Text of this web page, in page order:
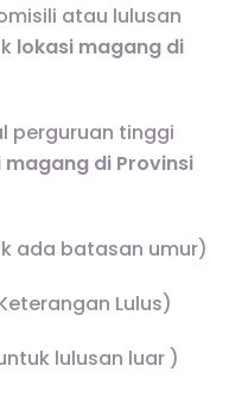
atau lulusan
lokasi magang di
perguruan tinggi
magang di Provinsi
ada batasan umur)
Lulus)
lulusan luar )